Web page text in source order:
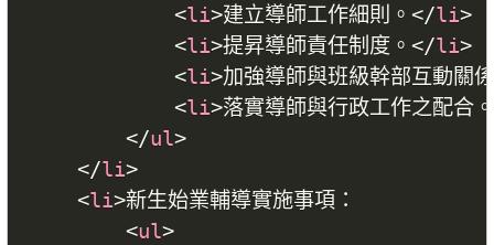
<li>建立導師工作細則。</li>
<li>提昇導師責任制度。</li>
<li>加強導師與班級幹部互動關
<li>落實導師與行政工作之配合
</ul>
</li>
<li>新生始業輔導實施事項：
<ul>